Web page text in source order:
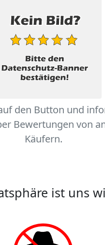
den Button und
Bewertungen von
Käufern.
ist uns